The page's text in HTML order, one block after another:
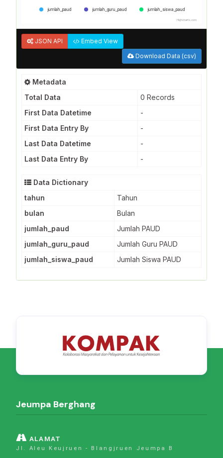
jumlah_paud jumlah_guru_paud jumlah_siswa_paud
Highcharts.com
JSON API
Embed View
Download Data (csv)
Metadata
Total Data
0 Records
First Data Datetime
-
First Data Entry By
-
Last Data Datetime
-
Last Data Entry By
-
Data Dictionary
tahun
Tahun
bulan
Bulan
jumlah_paud
Jumlah PAUD
jumlah_guru_paud
Jumlah Guru PAUD
jumlah_siswa_paud
Jumlah Siswa PAUD
Jeumpa Berghang
ALAMAT
Jl. Aleu Keujruen - Blangjruen Jeumpa B